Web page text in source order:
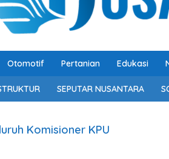
Otomotif Pertanian Edukasi
SEPUTAR NUSANTARA
Komisioner KPU